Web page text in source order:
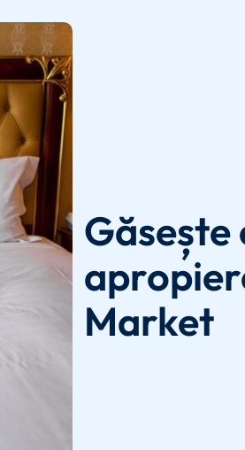
Market